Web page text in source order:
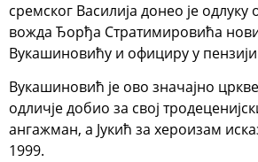
сремског Василија донео је одлуку
вожда Ђорђа Стратимировића
Вукашиновићу и официру у пензији
Вукашиновић је ово значајно
одличје добио за свој
ангажман, а Јукић за хероизам
1999.